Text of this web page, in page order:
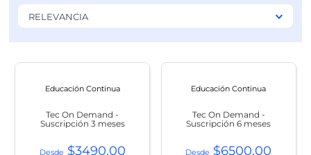
RELEVANCIA
Educación Continua
Tec On Demand -
Suscripción 3 meses
$3490.00
Educación Continua
Tec On Demand -
Suscripción 6 meses
$6500.00